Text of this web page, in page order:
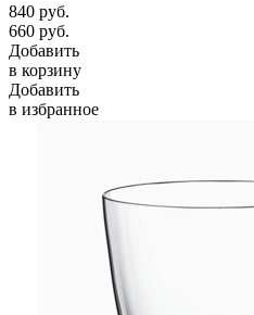
840 руб.
660 руб.
Добавить
в корзину
Добавить
в избранное